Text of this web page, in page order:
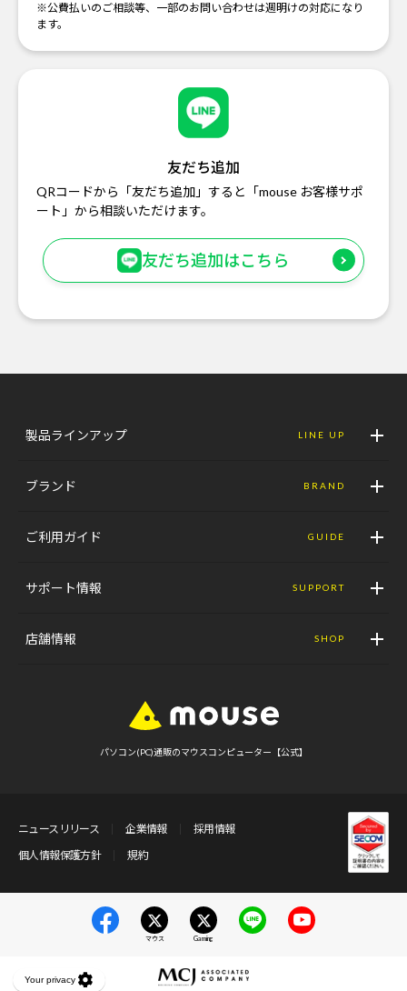
※公費払いのご相談等、一部のお問い合わせは週明けの対応になり
ます。
友だち追加
QRコードから「友だち追加」すると「mouse お客様サポ
ート」から相談いただけます。
友だち追加はこちら
製品ラインアップ LINE UP
ブランド BRAND
ご利用ガイド GUIDE
サポート情報 SUPPORT
店舗情報 SHOP
パソコン(PC)通販のマウスコンピューター【公式】
ニュースリリース 企業情報
採用情報
個人情報保護方針
規約
マウス Gaming